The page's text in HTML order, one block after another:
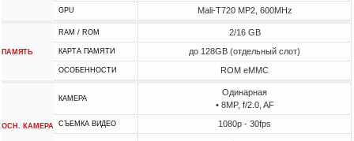
GPU Mali-T720 MP2, 600MHz
ПАМЯТЬ
RAM / ROM 2/16 GB
КАРТА ПАМЯТИ до 128GB (отдельный слот)
ОСОБЕННОСТИ ROM eMMC
ОСН. КАМЕРА
КАМЕРА
Одинарная
• 8MP, f/2.0, AF
СЪЕМКА ВИДЕО 1080p - 30fps